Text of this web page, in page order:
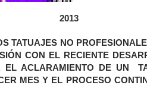
2013
TATUAJES NO
CON EL RECIENTE
EL ACLARAMIENTO DE UN
MES Y EL PROCESO